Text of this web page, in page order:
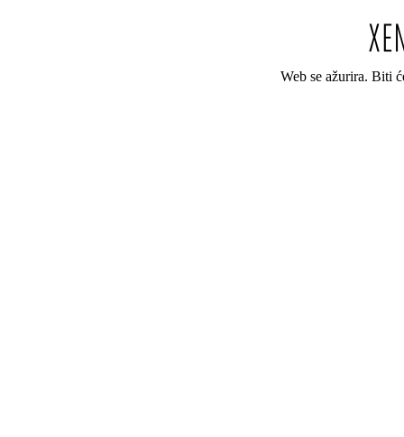
Web se ažurira. Biti